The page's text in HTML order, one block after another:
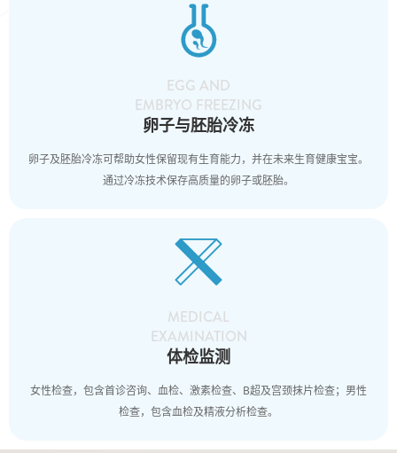

EGG AND
EMBRYO FREEZING
卵子与胚胎冷冻
卵子及胚胎冷冻可帮助女性保留现有生育能力，并在未来生育健康宝宝。
通过冷冻技术保存高质量的卵子或胚胎。

MEDICAL
EXAMINATION
体检监测
女性检查，包含首诊咨询、血检、激素检查、B超及宫颈抹片检查；男性
检查，包含血检及精液分析检查。